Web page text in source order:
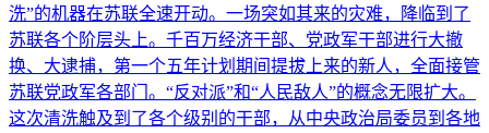
洗”的机器在苏联全速开动。一场突如其来的灾难，降临到了
苏联各个阶层头上。千百万经济干部、党政军干部进行大撤
换、大逮捕，第一个五年计划期间提拔上来的新人，全面接管
苏联党政军各部门。“反对派”和“人民敌人”的概念无限扩大。
这次清洗触及到了各个级别的干部，从中央政治局委员到各地